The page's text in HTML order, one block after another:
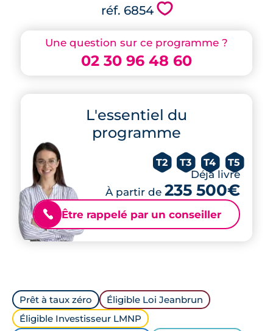
Une question sur ce programme ?
02 30 96 48 60
L'essentiel du
programme
T2 T3 T4 T5
Déjà livré
À partir de 235 500€
📞 Être rappelé par un conseiller
réf. 6854 💗
Prêt à taux zéro
Éligible Loi Jeanbrun
Éligible Investisseur LMNP